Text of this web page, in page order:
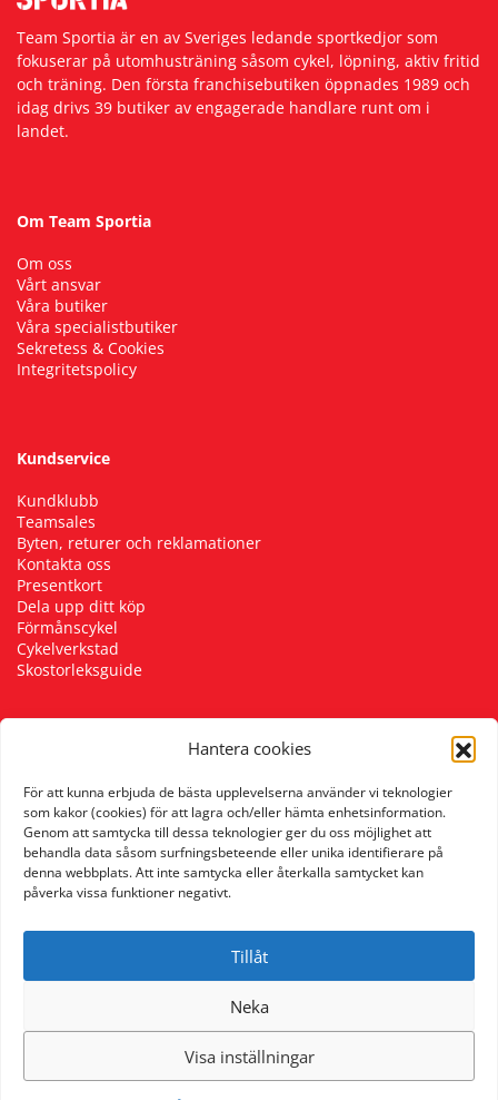
Hantera cookies
För att kunna erbjuda de bästa upplevelserna använder vi teknologier
som kakor (cookies) för att lagra och/eller hämta enhetsinformation.
Genom att samtycka till dessa teknologier ger du oss möjlighet att
behandla data såsom surfningsbeteende eller unika identifierare på
denna webbplats. Att inte samtycka eller återkalla samtycket kan
påverka vissa funktioner negativt.
Tillåt
Neka
Visa inställningar
Team Sportia är en av Sveriges ledande sportkedjor som
fokuserar på utomhusträning såsom cykel, löpning, aktiv fritid
och träning. Den första franchisebutiken öppnades 1989 och
idag drivs 39 butiker av engagerade handlare runt om i
landet.
Om Team Sportia
Om oss
Vårt ansvar
Våra butiker
Våra specialistbutiker
Sekretess & Cookies
Integritetspolicy
Kundservice
Kundklubb
Teamsales
Byten, returer och reklamationer
Kontakta oss
Presentkort
Dela upp ditt köp
Förmånscykel
Cykelverkstad
Skostorleksguide